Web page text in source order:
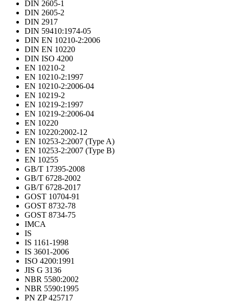
DIN 2605-1
DIN 2605-2
DIN 2917
DIN 59410:1974-05
DIN EN 10210-2:2006
DIN EN 10220
DIN ISO 4200
EN 10210-2
EN 10210-2:1997
EN 10210-2:2006-04
EN 10219-2
EN 10219-2:1997
EN 10219-2:2006-04
EN 10220
EN 10220:2002-12
EN 10253-2:2007 (Type A)
EN 10253-2:2007 (Type B)
EN 10255
GB/T 17395-2008
GB/T 6728-2002
GB/T 6728-2017
GOST 10704-91
GOST 8732-78
GOST 8734-75
IMCA
IS
IS 1161-1998
IS 3601-2006
ISO 4200:1991
JIS G 3136
NBR 5580:2002
NBR 5590:1995
PN ZP 425717